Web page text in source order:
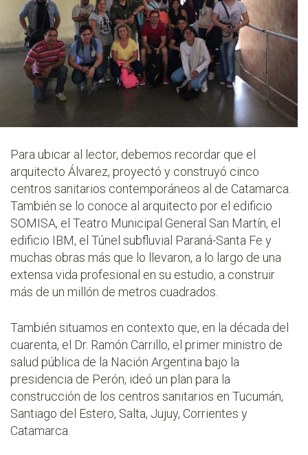
Para ubicar al lector, debemos recordar que el
arquitecto Álvarez, proyectó y construyó cinco
centros sanitarios contemporáneos al de Catamarca.
También se lo conoce al arquitecto por el edificio
SOMISA, el Teatro Municipal General San Martín, el
edificio IBM, el Túnel subfluvial Paraná-Santa Fe y
muchas obras más que lo llevaron, a lo largo de una
extensa vida profesional en su estudio, a construir
más de un millón de metros cuadrados.
También situamos en contexto que, en la década del
cuarenta, el Dr. Ramón Carrillo, el primer ministro de
salud pública de la Nación Argentina bajo la
presidencia de Perón, ideó un plan para la
construcción de los centros sanitarios en Tucumán,
Santiago del Estero, Salta, Jujuy, Corrientes y
Catamarca.